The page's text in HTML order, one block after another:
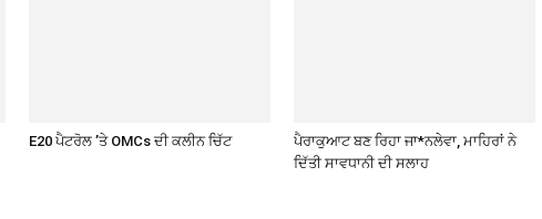
E20 ਪੈਟਰੋਲ ’ਤੇ OMCs ਦੀ ਕਲੀਨ ਚਿੱਟ
ਪੈਰਾਕੁਆਟ ਬਣ ਰਿਹਾ ਜਾ*ਨਲੇਵਾ, ਮਾਹਿਰਾਂ ਨੇ
ਦਿੱਤੀ ਸਾਵਧਾਨੀ ਦੀ ਸਲਾਹ